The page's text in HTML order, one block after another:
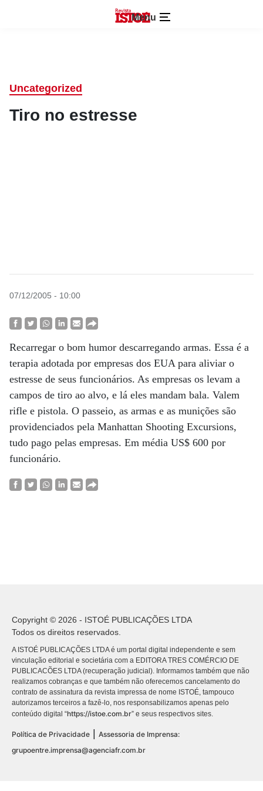
Menu
Uncategorized
Tiro no estresse
07/12/2005 - 10:00
Recarregar o bom humor descarregando armas. Essa é a
terapia adotada por empresas dos EUA para aliviar o
estresse de seus funcionários. As empresas os levam a
campos de tiro ao alvo, e lá eles mandam bala. Valem
rifle e pistola. O passeio, as armas e as munições são
providenciados pela Manhattan Shooting Excursions,
tudo pago pelas empresas. Em média US$ 600 por
funcionário.
Copyright © 2026 - ISTOÉ PUBLICAÇÕES LTDA
Todos os direitos reservados.
A ISTOÉ PUBLICAÇÕES LTDA é um portal digital independente e sem
vinculação editorial e societária com a EDITORA TRES COMÉRCIO DE
PUBLICACÕES LTDA (recuperação judicial). Informamos também que não
realizamos cobranças e que também não oferecemos cancelamento do
contrato de assinatura da revista impressa de nome ISTOÉ, tampouco
autorizamos terceiros a fazê-lo, nos responsabilizamos apenas pelo
conteúdo digital “https://istoe.com.br” e seus respectivos sites.
Política de Privacidade
Assessoria de Imprensa:
grupoentre.imprensa@agenciafr.com.br